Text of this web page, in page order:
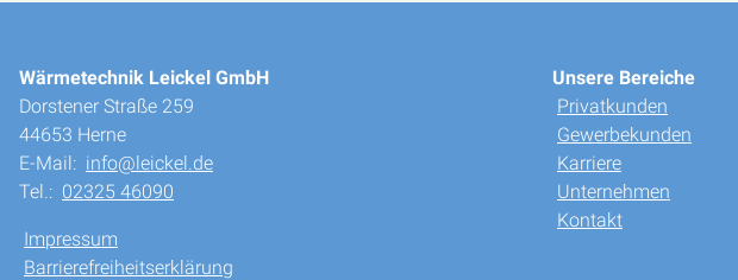
Wärmetechnik Leickel GmbH
Dorstener Straße 259
44653 Herne
E-Mail: info@leickel.de
Tel.: 02325 46090
Impressum
Barrierefreiheitserklärung
Unsere Bereiche
Privatkunden
Gewerbekunden
Karriere
Unternehmen
Kontakt